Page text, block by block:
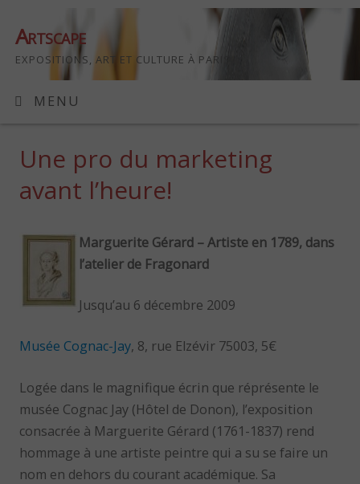
Artscape
EXPOSITIONS, ART ET CULTURE À PARIS
MENU
Une pro du marketing
avant l’heure!
Marguerite Gérard – Artiste en 1789, dans
l’atelier de Fragonard
Jusqu’au 6 décembre 2009
Musée Cognac-Jay, 8, rue Elzévir 75003, 5€
Logée dans le magnifique écrin que réprésente le
musée Cognac Jay (Hôtel de Donon), l’exposition
consacrée à Marguerite Gérard (1761-1837) rend
hommage à une artiste peintre qui a su se faire un
nom en dehors du courant académique. Sa